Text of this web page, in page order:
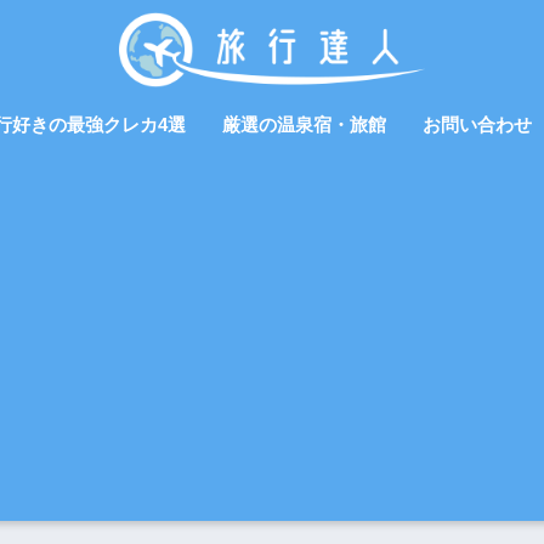
好きの最強クレカ4選 厳選の温泉宿・旅館 お問い合わせ